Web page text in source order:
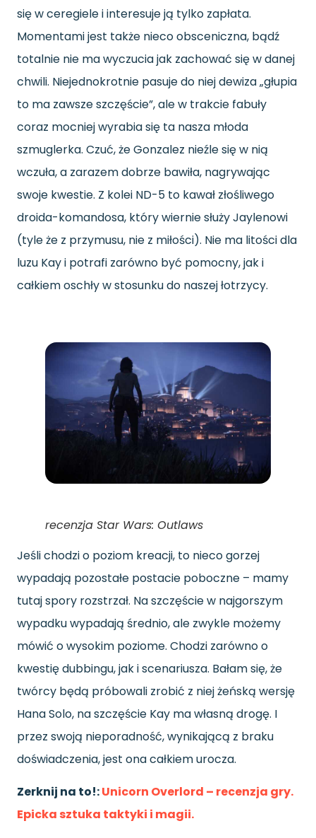
się w ceregiele i interesuje ją tylko zapłata.
Momentami jest także nieco obsceniczna, bądź
totalnie nie ma wyczucia jak zachować się w danej
chwili. Niejednokrotnie pasuje do niej dewiza „głupia
to ma zawsze szczęście”, ale w trakcie fabuły
coraz mocniej wyrabia się ta nasza młoda
szmuglerka. Czuć, że Gonzalez nieźle się w nią
wczuła, a zarazem dobrze bawiła, nagrywając
swoje kwestie. Z kolei ND-5 to kawał złośliwego
droida-komandosa, który wiernie służy Jaylenowi
(tyle że z przymusu, nie z miłości). Nie ma litości dla
luzu Kay i potrafi zarówno być pomocny, jak i
całkiem oschły w stosunku do naszej łotrzycy.
recenzja Star Wars: Outlaws
Jeśli chodzi o poziom kreacji, to nieco gorzej
wypadają pozostałe postacie poboczne – mamy
tutaj spory rozstrzał. Na szczęście w najgorszym
wypadku wypadają średnio, ale zwykle możemy
mówić o wysokim poziome. Chodzi zarówno o
kwestię dubbingu, jak i scenariusza. Bałam się, że
twórcy będą próbowali zrobić z niej żeńską wersję
Hana Solo, na szczęście Kay ma własną drogę. I
przez swoją nieporadność, wynikającą z braku
doświadczenia, jest ona całkiem urocza.
Zerknij na to!:Unicorn Overlord – recenzja gry.
Epicka sztuka taktyki i magii.